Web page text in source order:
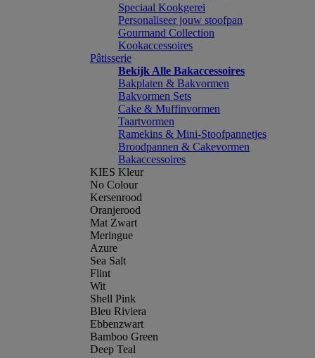
Speciaal Kookgerei
Personaliseer jouw stoofpan
Gourmand Collection
Kookaccessoires
Pâtisserie
Bekijk Alle Bakaccessoires
Bakplaten & Bakvormen
Bakvormen Sets
Cake & Muffinvormen
Taartvormen
Ramekins & Mini-Stoofpannetjes
Broodpannen & Cakevormen
Bakaccessoires
KIES Kleur
No Colour
Kersenrood
Oranjerood
Mat Zwart
Meringue
Azure
Sea Salt
Flint
Wit
Shell Pink
Bleu Riviera
Ebbenzwart
Bamboo Green
Deep Teal